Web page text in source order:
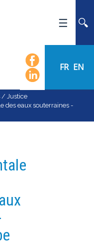
FR EN
/ Justice
des eaux souterraines -